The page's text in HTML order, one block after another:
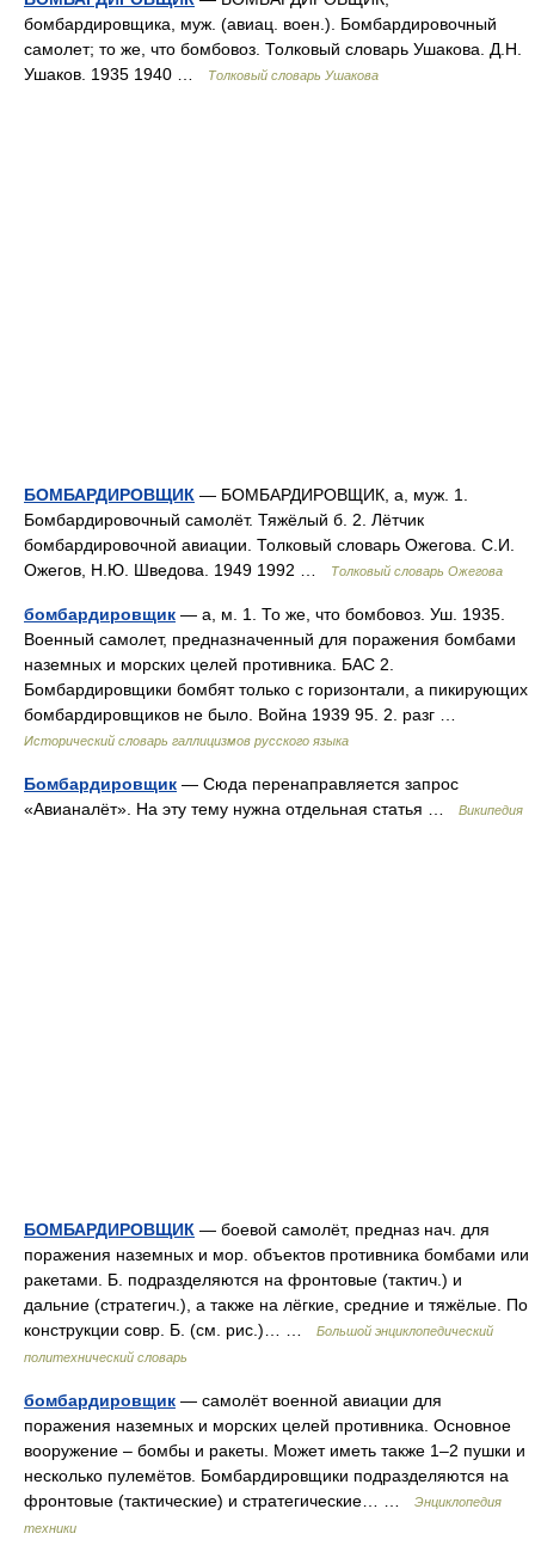
бомбардировщика, муж. (авиац. воен.). Бомбардировочный
самолет; то же, что бомбовоз. Толковый словарь Ушакова. Д.Н.
Ушаков. 1935 1940 …
Толковый словарь Ушакова
БОМБАРДИРОВЩИК — БОМБАРДИРОВЩИК, а, муж. 1.
Бомбардировочный самолёт. Тяжёлый б. 2. Лётчик
бомбардировочной авиации. Толковый словарь Ожегова. С.И.
Ожегов, Н.Ю. Шведова. 1949 1992 …
Толковый словарь Ожегова
бомбардировщик — а, м. 1. То же, что бомбовоз. Уш. 1935.
Военный самолет, предназначенный для поражения бомбами
наземных и морских целей противника. БАС 2.
Бомбардировщики бомбят только с горизонтали, а пикирующих
бомбардировщиков не было. Война 1939 95. 2. разг …
Исторический словарь галлицизмов русского языка
Бомбардировщик — Сюда перенаправляется запрос
«Авианалёт». На эту тему нужна отдельная статья …
Википедия
БОМБАРДИРОВЩИК — боевой самолёт, предназ нач. для
поражения наземных и мор. объектов противника бомбами или
ракетами. Б. подразделяются на фронтовые (тактич.) и
дальние (стратегич.), а также на лёгкие, средние и тяжёлые. По
конструкции совр. Б. (см. рис.)… …
Большой энциклопедический
политехнический словарь
бомбардировщик — самолёт военной авиации для
поражения наземных и морских целей противника. Основное
вооружение – бомбы и ракеты. Может иметь также 1–2 пушки и
несколько пулемётов. Бомбардировщики подразделяются на
фронтовые (тактические) и стратегические… …
Энциклопедия
техники